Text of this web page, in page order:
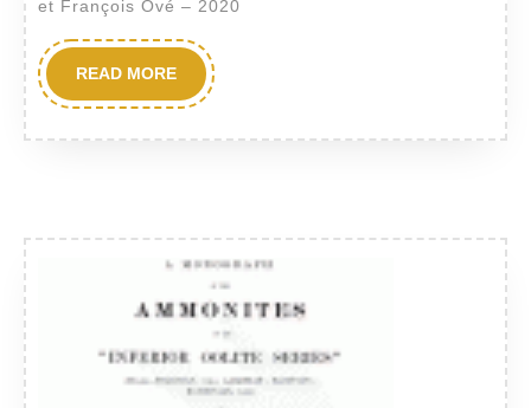
et François Ové – 2020
READ MOREREAD
MORE